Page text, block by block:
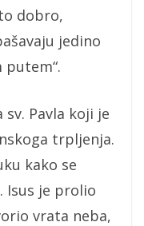
dobro,
jedino
Pavla koji je
trpljenja.
kako se
Isus je prolio
vrata neba,